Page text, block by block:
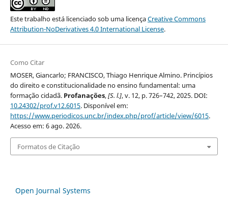
Este trabalho está licenciado sob uma licençaCreative Commons
Attribution-NoDerivatives 4.0 International License.
Como Citar
MOSER, Giancarlo; FRANCISCO, Thiago Henrique Almino. Princípios
do direito e constitucionalidade no ensino fundamental: uma
formação cidadã. Profanações,[S. l.], v. 12, p. 726–742, 2025. DOI:
10.24302/prof.v12.6015. Disponível em:
https://www.periodicos.unc.br/index.php/prof/article/view/6015.
Acesso em: 6 ago. 2026.
Formatos de Citação
Open Journal Systems